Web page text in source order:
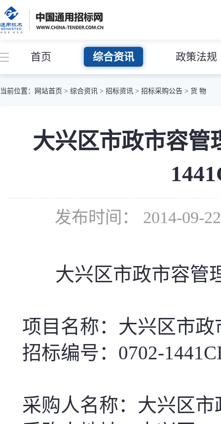
首页 综合资讯 政策法规
当前位置： 网站首页 > 综合资讯 > 招标资讯 > 招标采购公告 > 货 物
大兴区市政市容管
发布时间： 2014-09-
大兴区市政市容管
项目名称：大兴区市
招标编号： 0702-
采购人名称：大兴区